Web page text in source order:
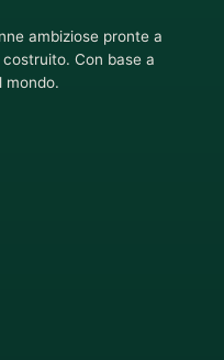
ambiziose pronte a
Con base a
mondo.